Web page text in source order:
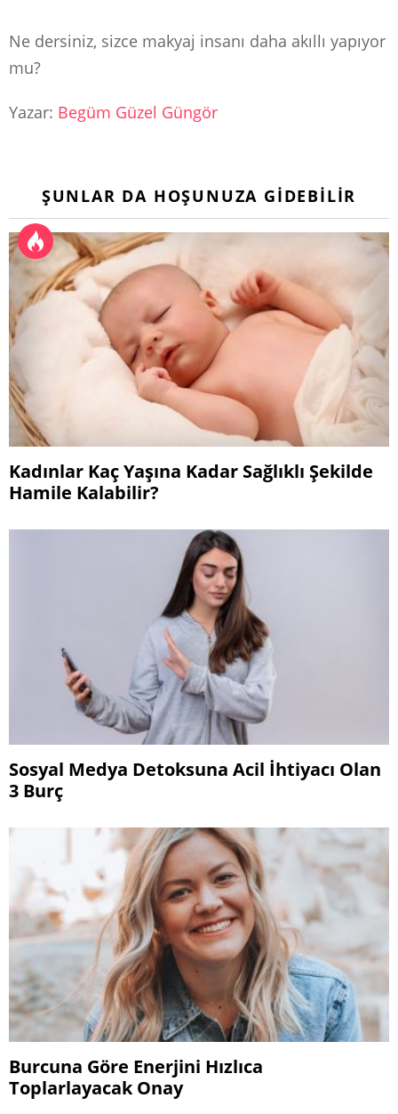
Ne dersiniz, sizce makyaj insanı daha akıllı yapıyor
mu?⁣
Yazar: Begüm Güzel Güngör
ŞUNLAR DA HOŞUNUZA GIDEBILIR
Kadınlar Kaç Yaşına Kadar Sağlıklı Şekilde
Hamile Kalabilir?
Sosyal Medya Detoksuna Acil İhtiyacı Olan
3 Burç
Burcuna Göre Enerjini Hızlıca
Toplarlayacak Onay